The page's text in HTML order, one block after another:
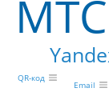
МТС
QR-код
Email